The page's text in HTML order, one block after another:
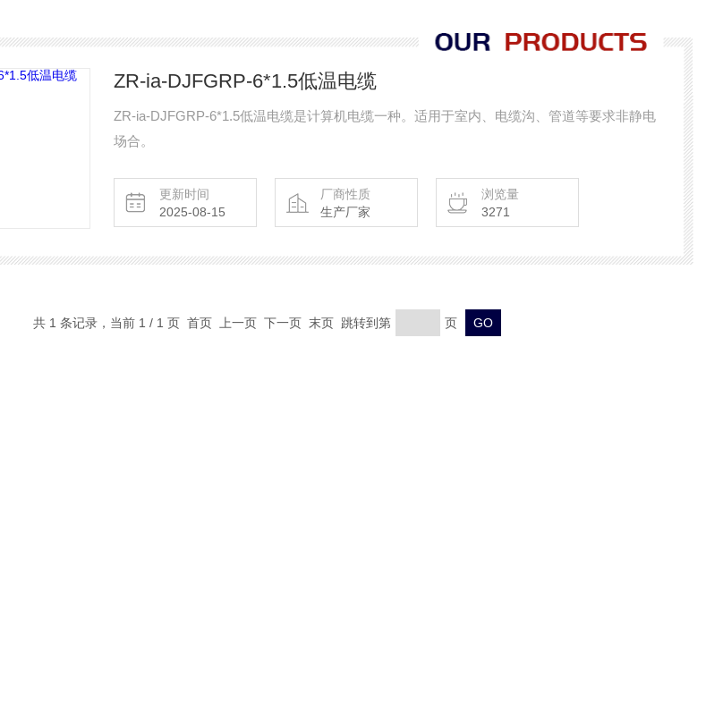
ZR-ia-DJFGRP-6*1.5低温电缆
ZR-ia-DJFGRP-6*1.5低温电缆是计算机电缆一种。适用于室内、电缆沟、管道等要求非静电
场合。
更新时间
2025-08-15
厂商性质
生产厂家
浏览量
3271
共 1 条记录，当前 1 / 1 页 首页 上一页 下一页 末页 跳转到第 页